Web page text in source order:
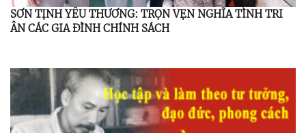
SƠN TỊNH YÊU THƯƠNG: TRỌN VẸN NGHĨA TÌNH TRI
ÂN CÁC GIA ĐÌNH CHÍNH SÁCH